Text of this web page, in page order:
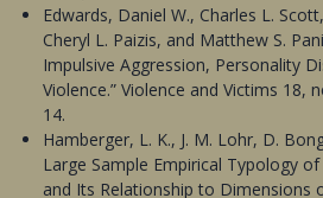
Edwards, Daniel W., Charles L.
Cheryl L. Paizis, and Matthew S.
Impulsive Aggression, Personality
Violence.” Violence and Victims 18,
14.
Hamberger, L. K., J. M. Lohr, D.
Large Sample Empirical Typology
and Its Relationship to Dimensions